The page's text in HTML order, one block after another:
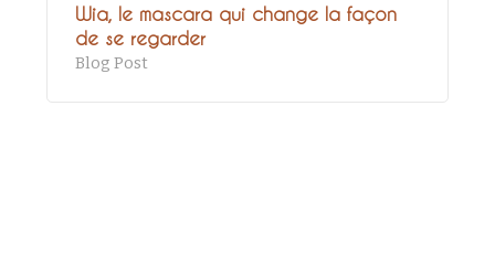
Wia, le mascara qui change la façon
de se regarder
Blog Post